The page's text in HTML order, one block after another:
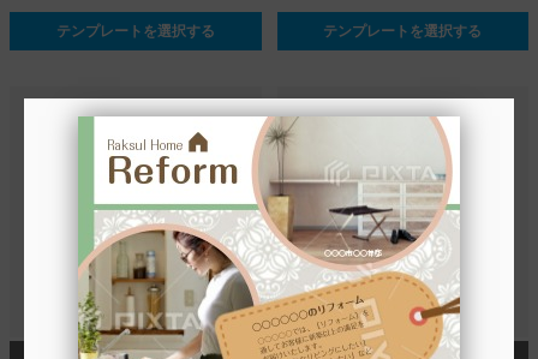
テンプレートを選択する テンプレートを選択する
A4